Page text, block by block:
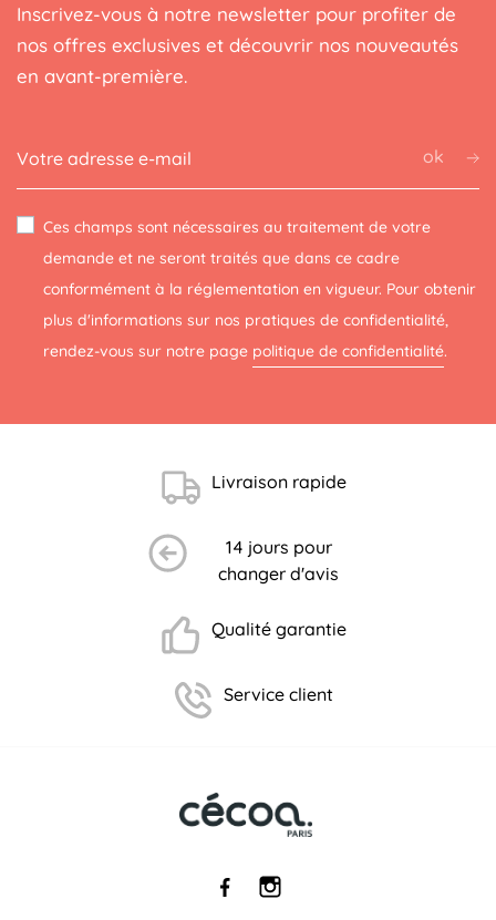
Inscrivez-vous à notre newsletter pour profiter de
nos offres exclusives et découvrir nos nouveautés
en avant-première.
ok
Ces champs sont nécessaires au traitement de votre
demande et ne seront traités que dans ce cadre
conformément à la réglementation en vigueur. Pour obtenir
plus d'informations sur nos pratiques de confidentialité,
rendez-vous sur notre page politique de confidentialité.
Livraison rapide
14 jours pour
changer d'avis
Qualité garantie
Service client